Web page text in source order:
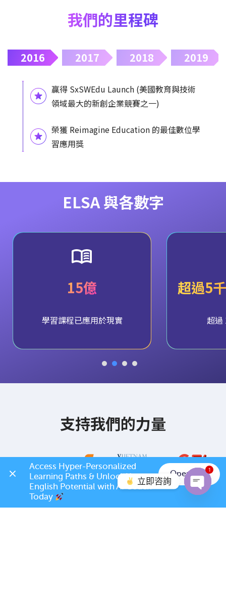
我們的里程碑
2016 2017 2018 2019
贏得 SxSWEdu Launch (美國教育與技術
領域最大的新創企業競賽之一)
榮獲 Reimagine Education 的最佳數位學
習應用獎
ELSA 與各數字
15億
學習課程已應用於現實
超過5
超過
支持我們的力量
立即咨詢
1
Access Hyper-Personalized
Learning Paths & Unlock Your
English Potential with AI Coach
Today
Open App